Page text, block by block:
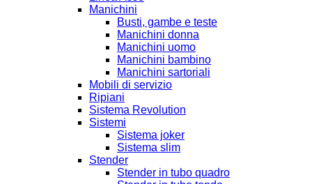
Manichini
Busti, gambe e teste
Manichini donna
Manichini uomo
Manichini bambino
Manichini sartoriali
Mobili di servizio
Ripiani
Sistema Revolution
Sistemi
Sistema joker
Sistema slim
Stender
Stender in tubo quadro